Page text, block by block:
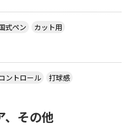
式ペン
カット用
ントロール 打球感
、その他